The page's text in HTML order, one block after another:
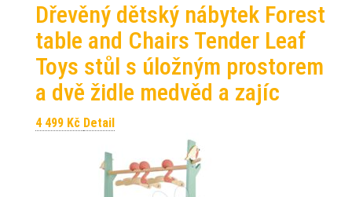
Dřevěný dětský nábytek Forest
table and Chairs Tender Leaf
Toys stůl s úložným prostorem
a dvě židle medvěd a zajíc
4 499 Kč Detail